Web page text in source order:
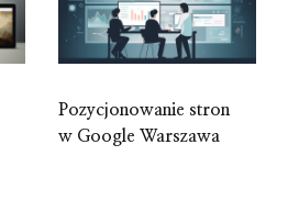
Pozycjonowanie stron
w Google Warszawa